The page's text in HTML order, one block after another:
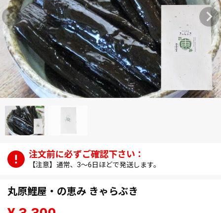
【注意】通常、3～6日ほどで発送します。
丸原鯉屋・の恵み きゃらぶき